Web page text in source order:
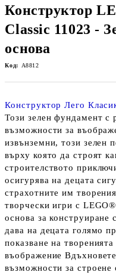
Конструктор
Classic 11023 -
основа
Код: A8812
Конструктор Лего
Този зелен фундамент с
възможности за
извънземни, този зелен
върху която да строят
строителството
осигурява на децата
страхотните им
творчески игри с
основа за
дава на децата голямо
показване на
въображение
възможности за